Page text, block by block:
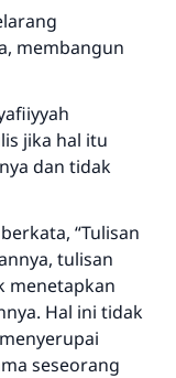
membangun
jika hal itu
dan tidak
“Tulisan
tulisan
menetapkan
Hal ini tidak
seseorang